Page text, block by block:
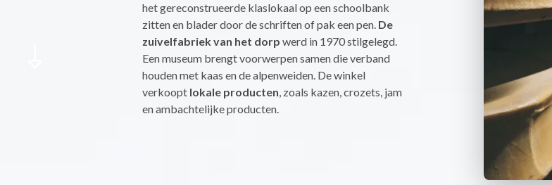
het gereconstrueerde klaslokaal op een schoolbank
zitten en blader door de schriften of pak een pen. De
zuivelfabriek van het dorp werd in 1970 stilgelegd.
Een museum brengt voorwerpen samen die verband
houden met kaas en de alpenweiden. De winkel
verkoopt lokale producten, zoals kazen, crozets, jam
en ambachtelijke producten.